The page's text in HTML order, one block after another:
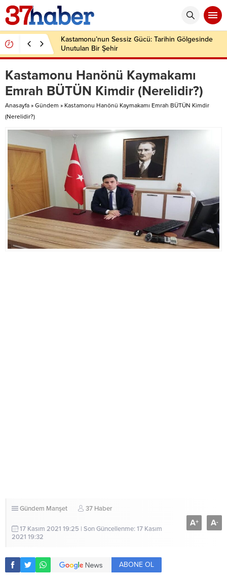
Kastamonu’nun Sessiz Gücü: Tarihin Gölgesinde
Unutulan Bir Şehir
Kastamonu Hanönü Kaymakamı
Emrah BÜTÜN Kimdir (Nerelidir?)
Anasayfa » Gündem » Kastamonu Hanönü Kaymakamı Emrah BÜTÜN Kimdir
(Nerelidir?)
Gündem Manşet 37 Haber
17 Kasım 2021 19:25 | Son Güncellenme: 17 Kasım
2021 19:32
A+ A-
ABONE OL